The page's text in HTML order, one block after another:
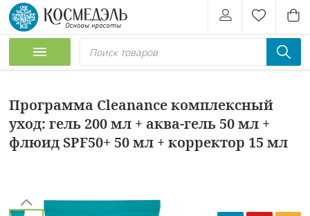
Программа Cleanance комплексный
уход: гель 200 мл + аква-гель 50 мл +
флюид SPF50+ 50 мл + корректор 15 мл